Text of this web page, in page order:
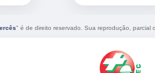
" é de direito reservado. Sua reprodução, parcial